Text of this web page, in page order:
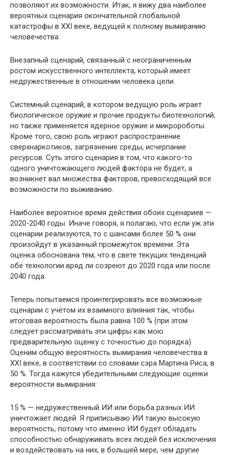
позволяют их возможности. Итак, я вижу два наиболее
вероятных сценария окончательной глобальной
катастрофы в XXI веке, ведущей к полному вымиранию
человечества:
Внезапный сценарий, связанный с неограниченным
ростом искусственного интеллекта, который имеет
недружественные в отношении человека цели.
Системный сценарий, в котором ведущую роль играет
биологическое оружие и прочие продукты биотехнологий,
но также применяется ядерное оружие и микророботы.
Кроме того, свою роль играют распространение
сверхнаркотиков, загрязнение среды, исчерпание
ресурсов. Суть этого сценария в том, что какого-то
одного уничтожающего людей фактора не будет, а
возникнет вал множества факторов, превосходящий все
возможности по выживанию.
Наиболее вероятное время действия обоих сценариев —
2020-2040 годы. Иначе говоря, я полагаю, что если уж эти
сценарии реализуются, то с шансами более 50 % они
произойдут в указанный промежуток времени. Эта
оценка обоснована тем, что в свете текущих тенденций
обе технологии вряд ли созреют до 2020 года или после
2040 года.
Теперь попытаемся проинтегрировать все возможные
сценарии с учётом их взаимного влияния так, чтобы
итоговая вероятность была равна 100 % (при этом
следует рассматривать эти цифры как мою
предварительную оценку с точностью до порядка).
Оценим общую вероятность вымирания человечества в
XXI веке, в соответствии со словами сэра Мартина Риса, в
50 %. Тогда кажутся убедительными следующие оценки
вероятности вымирания:
15 % — недружественный ИИ или борьба разных ИИ
уничтожает людей. Я приписываю ИИ такую высокую
вероятность, потому что именно ИИ будет обладать
способностью обнаруживать всех людей без исключения
и воздействовать на них, в большей мере, чем другие